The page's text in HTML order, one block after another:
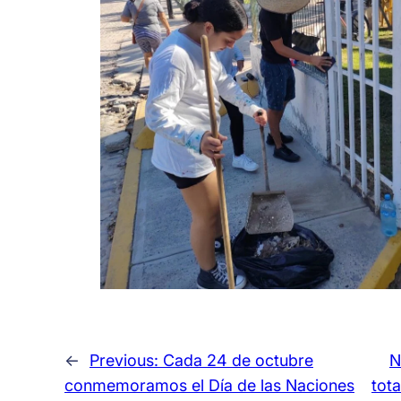
← Previous: Cada 24 de octubre
conmemoramos el Día de las Naciones